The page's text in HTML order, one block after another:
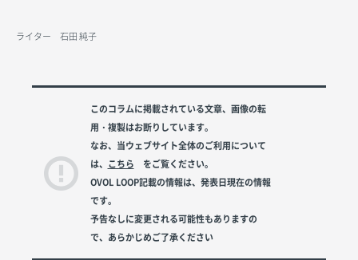
ライター 石田 純子
このコラムに掲載されている文章、画像の転
用・複製はお断りしています。
なお、当ウェブサイト全体のご利用について
は、 こちら をご覧ください。
OVOL LOOP記載の情報は、発表日現在の情報
です。
予告なしに変更される可能性もありますの
で、あらかじめご了承ください